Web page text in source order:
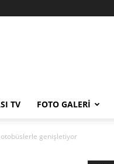
TV FOTO GALERI
genişletiyor